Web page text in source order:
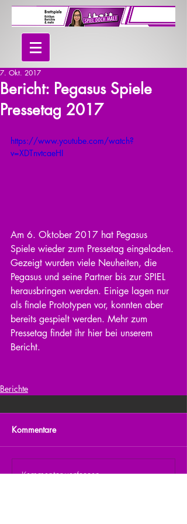
Bericht: Pegasus Spiele
Pressetag 2017
7. Okt. 2017
https://www.youtube.com/watch?
v=XDTnvtcaeHI
Am 6. Oktober 2017 hat Pegasus
Spiele wieder zum Pressetag eingeladen.
Gezeigt wurden viele Neuheiten, die
Pegasus und seine Partner bis zur SPIEL
herausbringen werden. Einige lagen nur
als finale Prototypen vor, konnten aber
bereits gespielt werden. Mehr zum
Pressetag findet ihr hier bei unserem
Bericht.
Berichte
Kommentare
Kommentar verfassen...